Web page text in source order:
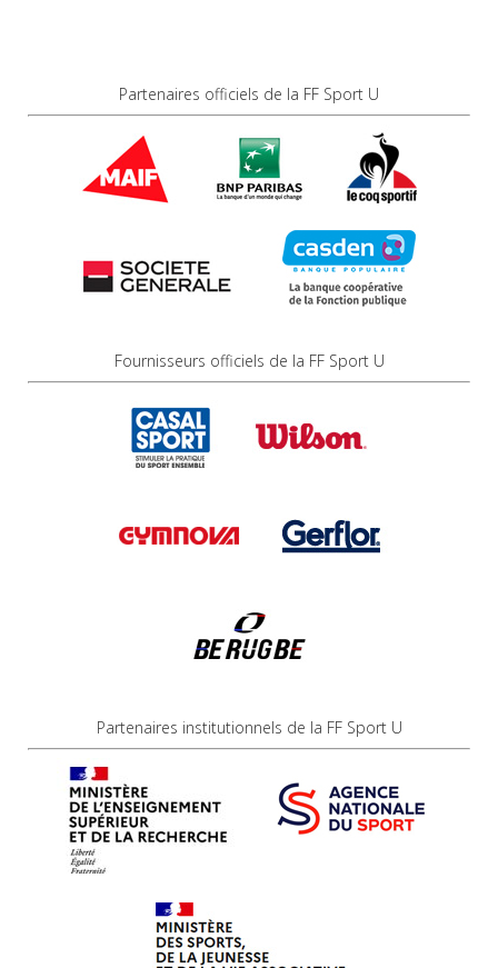
Partenaires officiels de la FF Sport U
Fournisseurs officiels de la FF Sport U
Partenaires institutionnels de la FF Sport U